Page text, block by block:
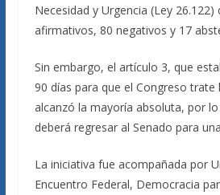
Necesidad y Urgencia (Ley
afirmativos, 80 negativos y 17
Sin embargo, el artículo 3, que
90 días para que el Congreso
alcanzó la mayoría absoluta, por
deberá regresar al Senado para
La iniciativa fue acompañada por
Encuentro Federal, Democracia